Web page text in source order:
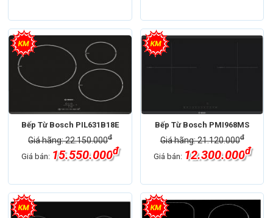
Bếp Từ Bosch PIL631B18E
Giá hãng: 22.150.000đ
Giá bán: 15.550.000đ
Bếp Từ Bosch PMI968MS
Giá hãng: 21.120.000đ
Giá bán: 12.300.000đ